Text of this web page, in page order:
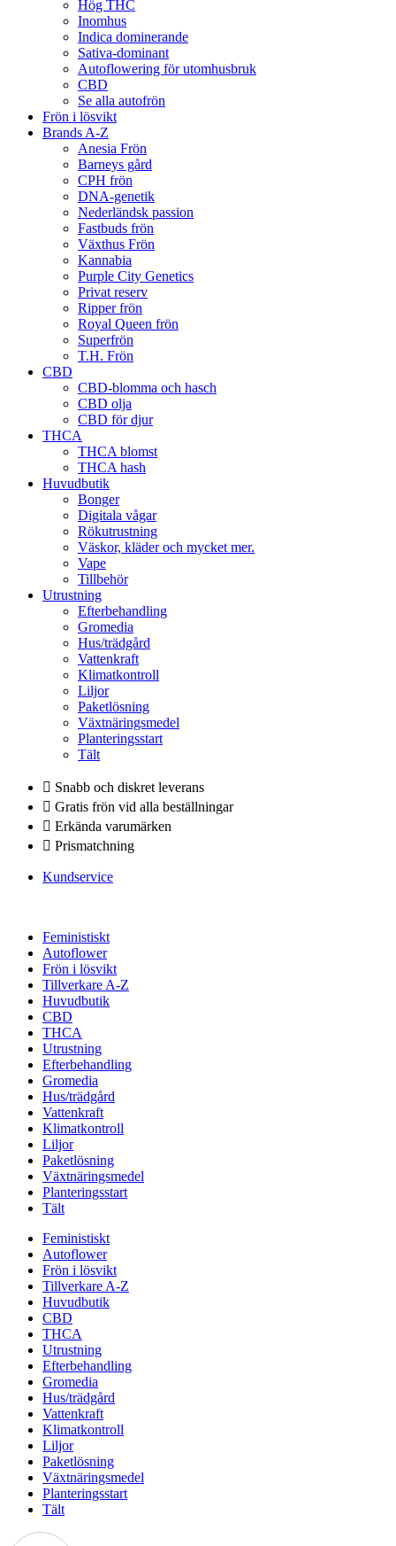
Hög THC
Inomhus
Indica dominerande
Sativa-dominant
Autoflowering för utomhusbruk
CBD
Se alla autofrön
Frön i lösvikt
Brands A-Z
Anesia Frön
Barneys gård
CPH frön
DNA-genetik
Nederländsk passion
Fastbuds frön
Växthus Frön
Kannabia
Purple City Genetics
Privat reserv
Ripper frön
Royal Queen frön
Superfrön
T.H. Frön
CBD
CBD-blomma och hasch
CBD olja
CBD för djur
THCA
THCA blomst
THCA hash
Huvudbutik
Bonger
Digitala vågar
Rökutrustning
Väskor, kläder och mycket mer.
Vape
Tillbehör
Utrustning
Efterbehandling
Gromedia
Hus/trädgård
Vattenkraft
Klimatkontroll
Liljor
Paketlösning
Växtnäringsmedel
Planteringsstart
Tält
Snabb och diskret leverans
Gratis frön vid alla beställningar
Erkända varumärken
Prismatchning
Kundservice
Feministiskt
Autoflower
Frön i lösvikt
Tillverkare A-Z
Huvudbutik
CBD
THCA
Utrustning
Efterbehandling
Gromedia
Hus/trädgård
Vattenkraft
Klimatkontroll
Liljor
Paketlösning
Växtnäringsmedel
Planteringsstart
Tält
Feministiskt
Autoflower
Frön i lösvikt
Tillverkare A-Z
Huvudbutik
CBD
THCA
Utrustning
Efterbehandling
Gromedia
Hus/trädgård
Vattenkraft
Klimatkontroll
Liljor
Paketlösning
Växtnäringsmedel
Planteringsstart
Tält